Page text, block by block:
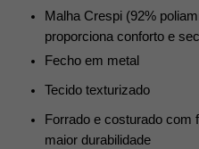
Malha Crespi (92%
proporciona conforto e
Fecho em metal
Tecido texturizado
Forrado e costurado com
maior durabilidade